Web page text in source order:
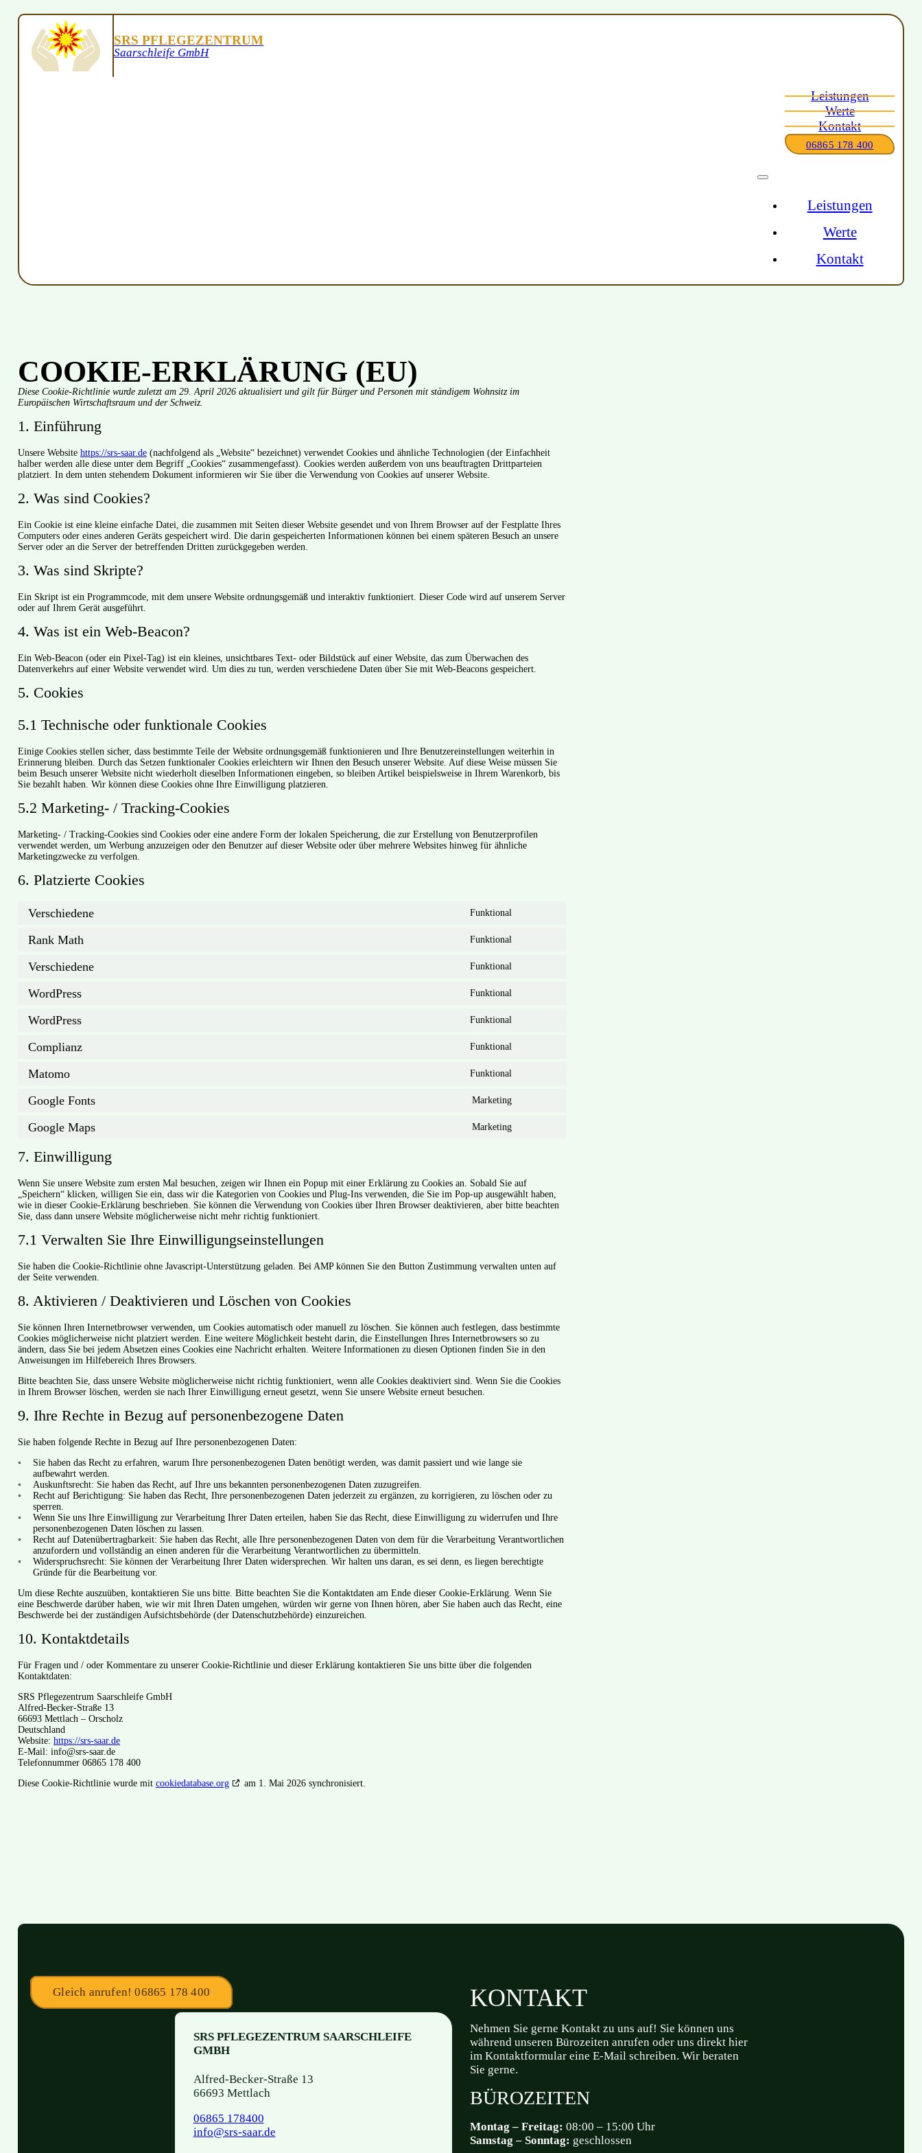
SRS PFLEGEZENTRUM
Saarschleife GmbH
Leistungen
Werte
Kontakt
06865 178 400
Leistungen
Werte
Kontakt
COOKIE-ERKLÄRUNG (EU)
Diese Cookie-Richtlinie wurde zuletzt am 29. April 2026 aktualisiert und gilt für Bürger und Personen mit ständigem Wohnsitz im
Europäischen Wirtschaftsraum und der Schweiz.
1. Einführung
Unsere Website https://srs-saar.de(nachfolgend als „Website“ bezeichnet) verwendet Cookies und ähnliche Technologien (der Einfachheit
halber werden alle diese unter dem Begriff „Cookies“ zusammengefasst). Cookies werden außerdem von uns beauftragten Drittparteien
platziert. In dem unten stehendem Dokument informieren wir Sie über die Verwendung von Cookies auf unserer Website.
2. Was sind Cookies?
Ein Cookie ist eine kleine einfache Datei, die zusammen mit Seiten dieser Website gesendet und von Ihrem Browser auf der Festplatte Ihres
Computers oder eines anderen Geräts gespeichert wird. Die darin gespeicherten Informationen können bei einem späteren Besuch an unsere
Server oder an die Server der betreffenden Dritten zurückgegeben werden.
3. Was sind Skripte?
Ein Skript ist ein Programmcode, mit dem unsere Website ordnungsgemäß und interaktiv funktioniert. Dieser Code wird auf unserem Server
oder auf Ihrem Gerät ausgeführt.
4. Was ist ein Web-Beacon?
Ein Web-Beacon (oder ein Pixel-Tag) ist ein kleines, unsichtbares Text- oder Bildstück auf einer Website, das zum Überwachen des
Datenverkehrs auf einer Website verwendet wird. Um dies zu tun, werden verschiedene Daten über Sie mit Web-Beacons gespeichert.
5. Cookies
5.1 Technische oder funktionale Cookies
Einige Cookies stellen sicher, dass bestimmte Teile der Website ordnungsgemäß funktionieren und Ihre Benutzereinstellungen weiterhin in
Erinnerung bleiben. Durch das Setzen funktionaler Cookies erleichtern wir Ihnen den Besuch unserer Website. Auf diese Weise müssen Sie
beim Besuch unserer Website nicht wiederholt dieselben Informationen eingeben, so bleiben Artikel beispielsweise in Ihrem Warenkorb, bis
Sie bezahlt haben. Wir können diese Cookies ohne Ihre Einwilligung platzieren.
5.2 Marketing- / Tracking-Cookies
Marketing- / Tracking-Cookies sind Cookies oder eine andere Form der lokalen Speicherung, die zur Erstellung von Benutzerprofilen
verwendet werden, um Werbung anzuzeigen oder den Benutzer auf dieser Website oder über mehrere Websites hinweg für ähnliche
Marketingzwecke zu verfolgen.
6. Platzierte Cookies
Verschiedene Funktional
Rank Math Funktional
Verschiedene Funktional
WordPress Funktional
WordPress Funktional
Complianz Funktional
Matomo Funktional
Google Fonts Marketing
Google Maps Marketing
7. Einwilligung
Wenn Sie unsere Website zum ersten Mal besuchen, zeigen wir Ihnen ein Popup mit einer Erklärung zu Cookies an. Sobald Sie auf
„Speichern“ klicken, willigen Sie ein, dass wir die Kategorien von Cookies und Plug-Ins verwenden, die Sie im Pop-up ausgewählt haben,
wie in dieser Cookie-Erklärung beschrieben. Sie können die Verwendung von Cookies über Ihren Browser deaktivieren, aber bitte beachten
Sie, dass dann unsere Website möglicherweise nicht mehr richtig funktioniert.
7.1 Verwalten Sie Ihre Einwilligungseinstellungen
Sie haben die Cookie-Richtlinie ohne Javascript-Unterstützung geladen. Bei AMP können Sie den Button Zustimmung verwalten unten auf
der Seite verwenden.
8. Aktivieren / Deaktivieren und Löschen von Cookies
Sie können Ihren Internetbrowser verwenden, um Cookies automatisch oder manuell zu löschen. Sie können auch festlegen, dass bestimmte
Cookies möglicherweise nicht platziert werden. Eine weitere Möglichkeit besteht darin, die Einstellungen Ihres Internetbrowsers so zu
ändern, dass Sie bei jedem Absetzen eines Cookies eine Nachricht erhalten. Weitere Informationen zu diesen Optionen finden Sie in den
Anweisungen im Hilfebereich Ihres Browsers.
Bitte beachten Sie, dass unsere Website möglicherweise nicht richtig funktioniert, wenn alle Cookies deaktiviert sind. Wenn Sie die Cookies
in Ihrem Browser löschen, werden sie nach Ihrer Einwilligung erneut gesetzt, wenn Sie unsere Website erneut besuchen.
9. Ihre Rechte in Bezug auf personenbezogene Daten
Sie haben folgende Rechte in Bezug auf Ihre personenbezogenen Daten:
Sie haben das Recht zu erfahren, warum Ihre personenbezogenen Daten benötigt werden, was damit passiert und wie lange sie
aufbewahrt werden.
Auskunftsrecht: Sie haben das Recht, auf Ihre uns bekannten personenbezogenen Daten zuzugreifen.
Recht auf Berichtigung: Sie haben das Recht, Ihre personenbezogenen Daten jederzeit zu ergänzen, zu korrigieren, zu löschen oder zu
sperren.
Wenn Sie uns Ihre Einwilligung zur Verarbeitung Ihrer Daten erteilen, haben Sie das Recht, diese Einwilligung zu widerrufen und Ihre
personenbezogenen Daten löschen zu lassen.
Recht auf Datenübertragbarkeit: Sie haben das Recht, alle Ihre personenbezogenen Daten von dem für die Verarbeitung Verantwortlichen
anzufordern und vollständig an einen anderen für die Verarbeitung Verantwortlichen zu übermitteln.
Widerspruchsrecht: Sie können der Verarbeitung Ihrer Daten widersprechen. Wir halten uns daran, es sei denn, es liegen berechtigte
Gründe für die Bearbeitung vor.
Um diese Rechte auszuüben, kontaktieren Sie uns bitte. Bitte beachten Sie die Kontaktdaten am Ende dieser Cookie-Erklärung. Wenn Sie
eine Beschwerde darüber haben, wie wir mit Ihren Daten umgehen, würden wir gerne von Ihnen hören, aber Sie haben auch das Recht, eine
Beschwerde bei der zuständigen Aufsichtsbehörde (der Datenschutzbehörde) einzureichen.
10. Kontaktdetails
Für Fragen und / oder Kommentare zu unserer Cookie-Richtlinie und dieser Erklärung kontaktieren Sie uns bitte über die folgenden
Kontaktdaten:
SRS Pflegezentrum Saarschleife GmbH
Alfred-Becker-Straße 13
66693 Mettlach – Orscholz
Deutschland
Website: https://srs-saar.de
E-Mail: info@srs-saar.de
Telefonnummer 06865 178 400
Diese Cookie-Richtlinie wurde mit cookiedatabase.org am 1. Mai 2026 synchronisiert.
FUSSBEREICH
Gleich anrufen! 06865 178 400
SRS PFLEGEZENTRUM SAARSCHLEIFE
GMBH
Alfred-Becker-Straße 13
66693 Mettlach
06865 178400
info@srs-saar.de
KONTAKT
Nehmen Sie gerne Kontakt zu uns auf! Sie können uns
während unseren Bürozeiten anrufen oder uns direkt hier
im Kontaktformular eine E-Mail schreiben. Wir beraten
Sie gerne.
BÜROZEITEN
Montag – Freitag: 08:00 – 15:00 Uhr
Samstag – Sonntag: geschlossen